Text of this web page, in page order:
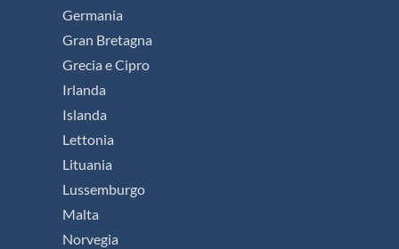
Germania
Gran Bretagna
Grecia e Cipro
Irlanda
Islanda
Lettonia
Lituania
Lussemburgo
Malta
Norvegia